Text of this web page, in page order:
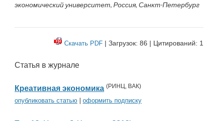
экономический университет, Россия, Санкт-Петербург
Скачать PDF | Загрузок: 86 | Цитирований: 1
Статья в журнале
Креативная экономика (РИНЦ, ВАК)
опубликовать статью оформить подписку